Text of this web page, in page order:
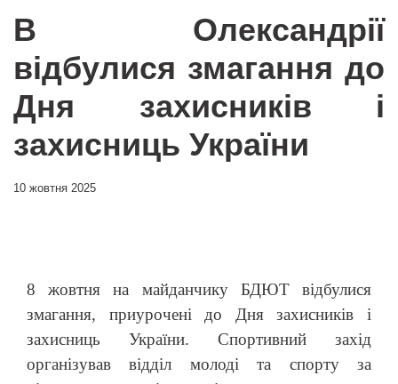
В Олександрії
відбулися змагання до
Дня захисників і
захисниць України
10 жовтня 2025
8 жовтня на майданчику БДЮТ відбулися
змагання, приурочені до Дня захисників і
захисниць України. Спортивний захід
організував відділ молоді та спорту за